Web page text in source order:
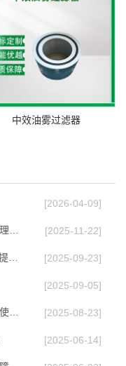
中效油雾过滤器
[2026-04-09]
[2025-11-22]
[2025-09-23]
[2025-09-05]
[2025-08-23]
[2025-06-14]